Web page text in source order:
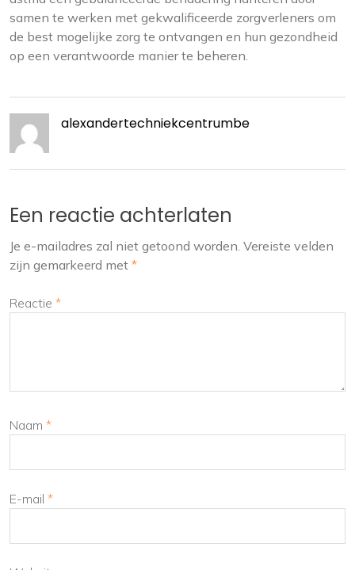
samen te werken met gekwalificeerde zorgverleners om
de best mogelijke zorg te ontvangen en hun gezondheid
op een verantwoorde manier te beheren.
alexandertechniekcentrumbe
Een reactie achterlaten
Je e-mailadres zal niet getoond worden. Vereiste velden
zijn gemarkeerd met *
Reactie *
Naam *
E-mail *